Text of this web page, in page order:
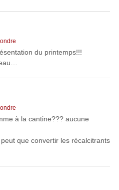
du printemps!!!
à la cantine??? aucune
que convertir les récalcitrants